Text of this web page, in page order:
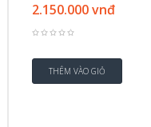
2.150.000 vnđ